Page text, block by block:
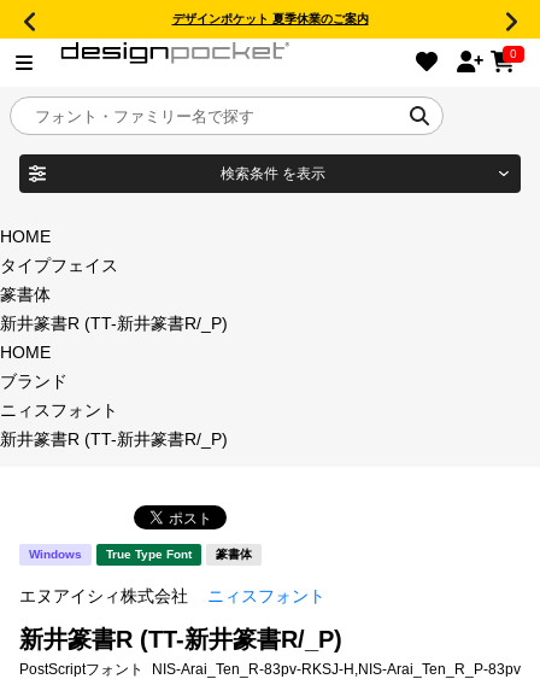
デザインポケット 夏季休業のご案内
0
目的別フォントガイド
特集
おすすめ
年間ライセンス商品
新着一覧
カート
検索条件 を表示
商品名
フォント形式
タイプフェイス
明朝体
宋朝体 清朝体
HOME
タイプフェイス
篆書体
新井篆書R (TT-新井篆書R/_P)
HOME
ブランド
ニィスフォント
新井篆書R (TT-新井篆書R/_P)
Windows True Type Font 篆書体
エヌアイシィ株式会社 ニィスフォント
新井篆書R (TT-新井篆書R/_P)
PostScriptフォント
NIS-Arai_Ten_R-83pv-RKSJ-H,NIS-Arai_Ten_R_P-83pv